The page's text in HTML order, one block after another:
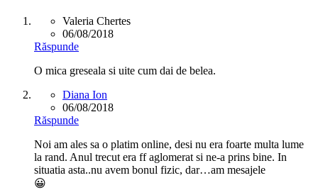
Valeria Chertes
06/08/2018
Răspunde
O mica greseala si uite cum dai de belea.
Diana Ion
06/08/2018
Răspunde
Noi am ales sa o platim online, desi nu era foarte multa lume
la rand. Anul trecut era ff aglomerat si ne-a prins bine. In
situatia asta..nu avem bonul fizic, dar…am mesajele
😀